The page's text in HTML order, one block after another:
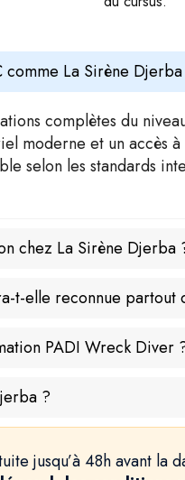
La Sirène
complètes du
moderne et un accès
selon les standards
chez La Sirène Djerba
t-elle reconnue partout
PADI Wreck Diver
?
jusqu’à 48h avant la